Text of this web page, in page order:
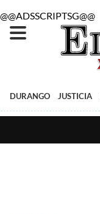
@@ADSSCRIPTSG@@
DURANGO JUSTICIA